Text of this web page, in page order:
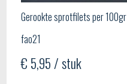
Gerookte sprotfilets per 100gr
fao21
€ 5,95 / stuk